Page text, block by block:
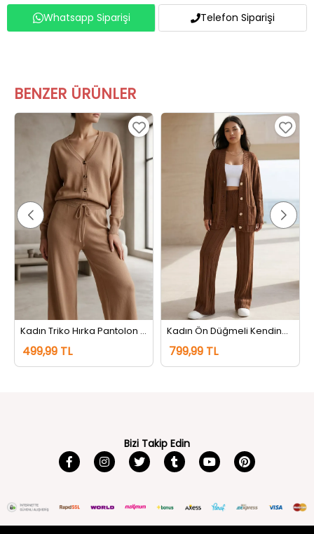
Whatsapp Siparişi Telefon Siparişi
BENZER ÜRÜNLER
Kadın Triko Hırka Pantolon İkili Takım Bisküvi
499,99 TL
Kadın Ön Düğmeli Kendinden Çizgi Desenli Triko Hırka Pantolon İkili Takım Açıkkahve
799,99 TL
Bizi Takip Edin